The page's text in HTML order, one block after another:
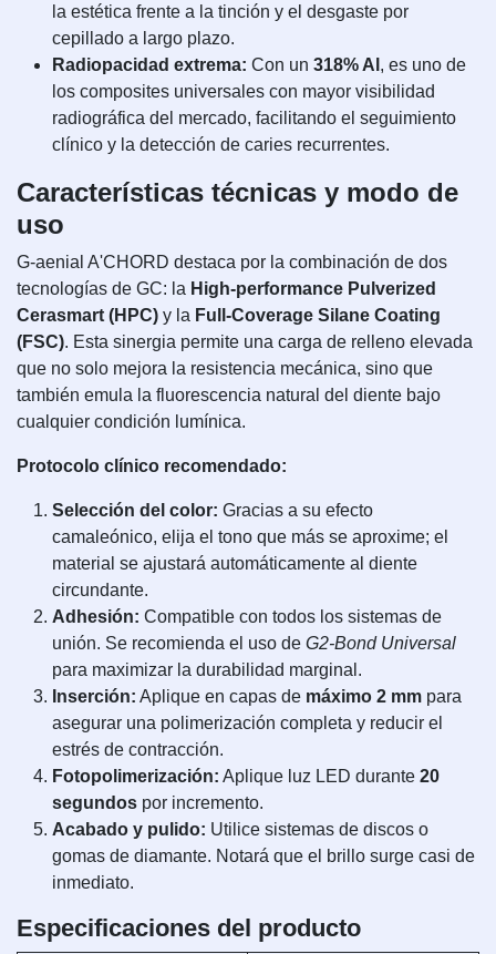
la estética frente a la tinción y el desgaste por
cepillado a largo plazo.
Radiopacidad extrema: Con un 318% Al , es uno de
los composites universales con mayor visibilidad
radiográfica del mercado, facilitando el seguimiento
clínico y la detección de caries recurrentes.
Características técnicas y modo de
uso
G-aenial A'CHORD destaca por la combinación de dos
tecnologías de GC: la High-performance Pulverized
Cerasmart (HPC) y la Full-Coverage Silane Coating
(FSC). Esta sinergia permite una carga de relleno elevada
que no solo mejora la resistencia mecánica, sino que
también emula la fluorescencia natural del diente bajo
cualquier condición lumínica.
Protocolo clínico recomendado:
Selección del color: Gracias a su efecto
camaleónico, elija el tono que más se aproxime; el
material se ajustará automáticamente al diente
circundante.
Adhesión: Compatible con todos los sistemas de
unión. Se recomienda el uso de G2-Bond Universal
para maximizar la durabilidad marginal.
Inserción: Aplique en capas de máximo 2 mm para
asegurar una polimerización completa y reducir el
estrés de contracción.
Fotopolimerización: Aplique luz LED durante 20
segundos por incremento.
Acabado y pulido: Utilice sistemas de discos o
gomas de diamante. Notará que el brillo surge casi de
inmediato.
Especificaciones del producto